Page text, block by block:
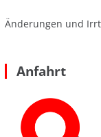
Änderungen und
Anfahrt